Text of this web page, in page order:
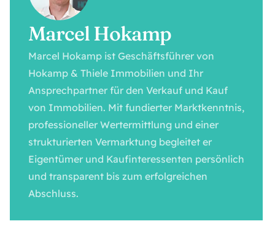
Marcel Hokamp
Marcel Hokamp ist Geschäftsführer von
Hokamp & Thiele Immobilien und Ihr
Ansprechpartner für den Verkauf und Kauf
von Immobilien. Mit fundierter Marktkenntnis,
professioneller Wertermittlung und einer
strukturierten Vermarktung begleitet er
Eigentümer und Kaufinteressenten persönlich
und transparent bis zum erfolgreichen
Abschluss.